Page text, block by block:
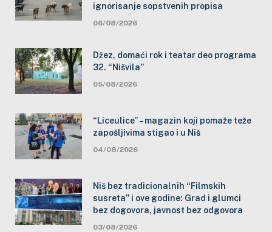
ignorisanje sopstvenih propisa
06/08/2026
Džez, domaći rok i teatar deo programa
32. “Nišvila”
05/08/2026
“Liceulice” – magazin koji pomaže teže
zapošljivima stigao i u Niš
04/08/2026
Niš bez tradicionalnih “Filmskih
susreta” i ove godine: Grad i glumci
bez dogovora, javnost bez odgovora
03/08/2026